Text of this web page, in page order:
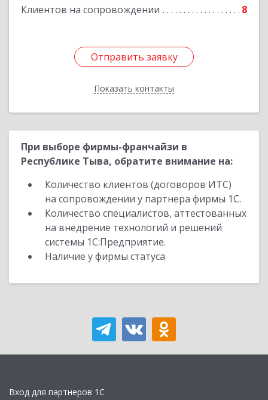
Клиентов на сопровождении 8
Отправить заявку
Показать контакты
Отправить заявку
Назад
При выборе фирмы-франчайзи в
Республике Тыва, обратите внимание на:
Количество клиентов (договоров ИТС)
на сопровождении у партнера фирмы 1С.
Количество специалистов, аттестованных
на внедрение технологий и решений
системы 1С:Предприятие.
Наличие у фирмы статуса
Вход для партнеров 1С